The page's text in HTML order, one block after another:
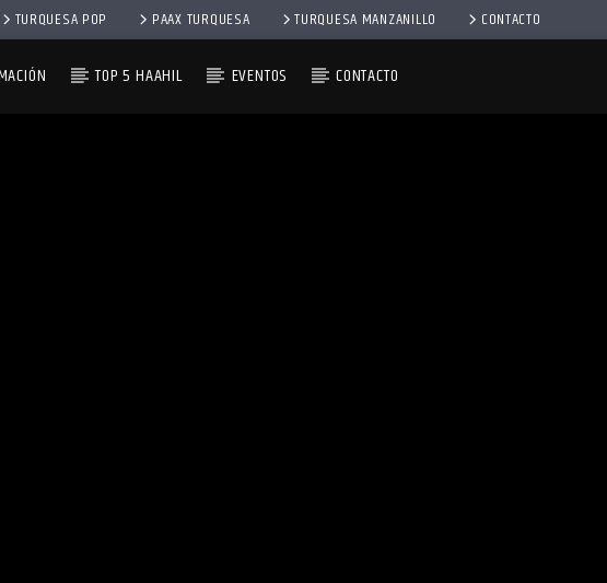
TURQUESA POP PAAX TURQUESA TURQUESA MANZANILLO CONTACTO
TOP 5 HAAHIL EVENTOS CONTACTO